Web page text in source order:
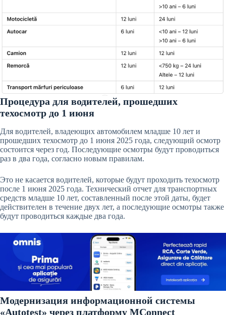
Процедура для водителей, прошедших
техосмотр до 1 июня
Для водителей, владеющих автомобилем младше 10 лет и
прошедших техосмотр до 1 июня 2025 года, следующий осмотр
состоится через год. Последующие осмотры будут проводиться
раз в два года, согласно новым правилам.
Это не касается водителей, которые будут проходить техосмотр
после 1 июня 2025 года. Технический отчет для транспортных
средств младше 10 лет, составленный после этой даты, будет
действителен в течение двух лет, а последующие осмотры также
будут проводиться каждые два года.
Модернизация информационной системы
«Autotest» через платформу MConnect